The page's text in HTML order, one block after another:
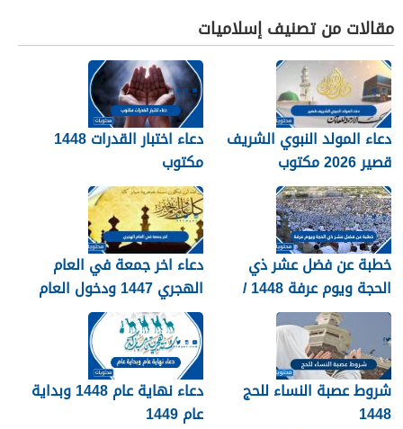
مقالات من تصنيف إسلاميات
دعاء المولد النبوي الشريف
قصير 2026 مكتوب
دعاء اختبار القدرات 1448
مكتوب
خطبة عن فضل عشر ذي
الحجة ويوم عرفة 1448 /
2026
دعاء اخر جمعة في العام
الهجري 1447 ودخول العام
الجديد 1448
شروط عصبة النساء للحج
1448
دعاء نهاية عام 1448 وبداية
عام 1449